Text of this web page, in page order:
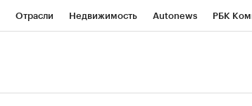
Отрасли Недвижимость Autonews РБК